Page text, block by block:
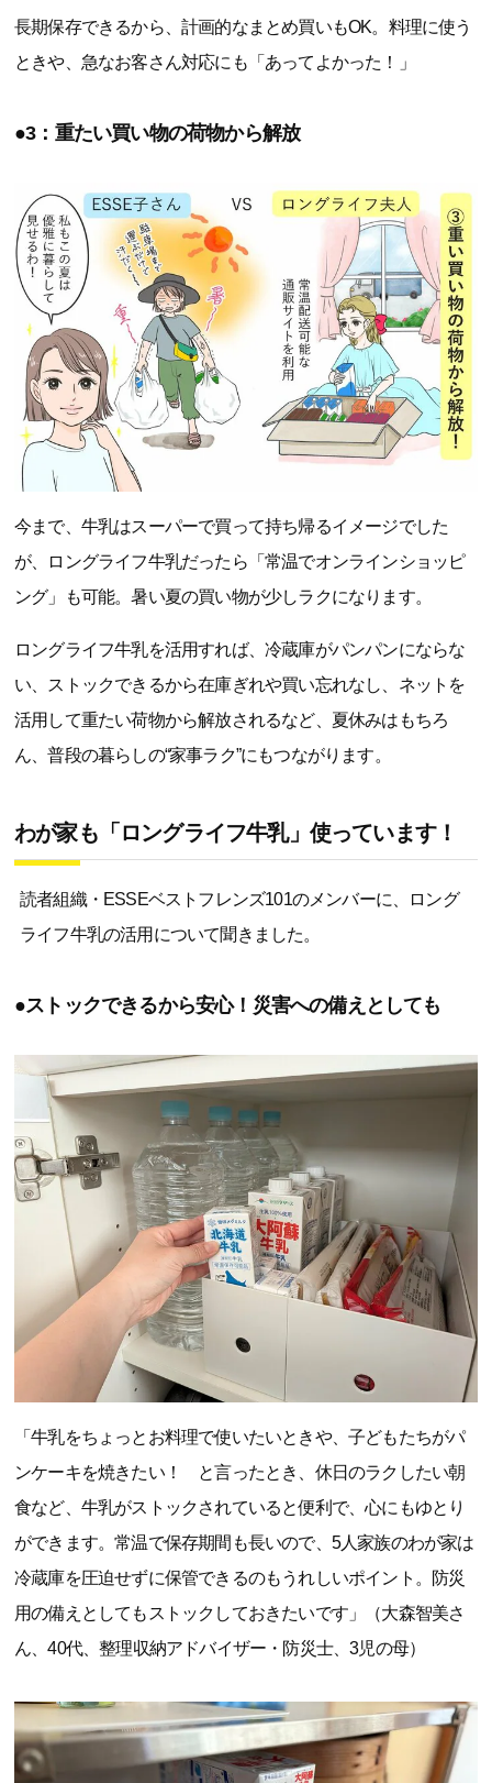
長期保存できるから、計画的なまとめ買いもOK。料理に使う
ときや、急なお客さん対応にも「あってよかった！」
●3：重たい買い物の荷物から解放
今まで、牛乳はスーパーで買って持ち帰るイメージでした
が、ロングライフ牛乳だったら「常温でオンラインショッピ
ング」も可能。暑い夏の買い物が少しラクになります。
ロングライフ牛乳を活用すれば、冷蔵庫がパンパンにならな
い、ストックできるから在庫ぎれや買い忘れなし、ネットを
活用して重たい荷物から解放されるなど、夏休みはもちろ
ん、普段の暮らしの“家事ラク”にもつながります。
わが家も「ロングライフ牛乳」使っています！
読者組織・ESSEベストフレンズ101のメンバーに、ロング
ライフ牛乳の活用について聞きました。
●ストックできるから安心！災害への備えとしても
「牛乳をちょっとお料理で使いたいときや、子どもたちがパ
ンケーキを焼きたい！ と言ったとき、休日のラクしたい朝
食など、牛乳がストックされていると便利で、心にもゆとり
ができます。常温で保存期間も長いので、5人家族のわが家は
冷蔵庫を圧迫せずに保管できるのもうれしいポイント。防災
用の備えとしてもストックしておきたいです」（大森智美さ
ん、40代、整理収納アドバイザー・防災士、3児の母）